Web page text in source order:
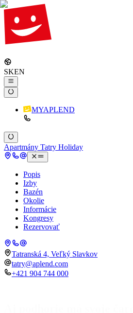
SKEN
MYAPLEND
Apartmány Tatry Holiday
Popis
Izby
Bazén
Okolie
Informácie
Kongresy
Rezervovať
Tatranská 4, Veľký Slavkov
tatry@aplend.com
+421 904 744 000